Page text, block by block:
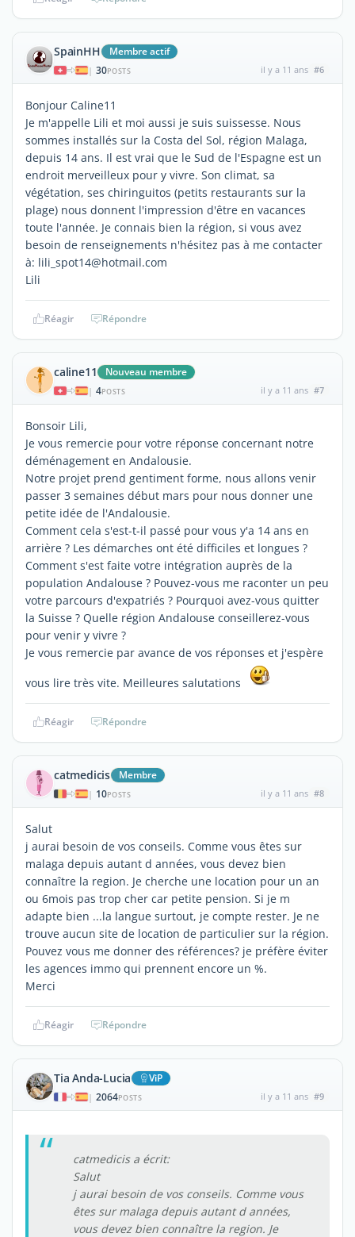
SpainHH Membre actif
| 30POSTS il y a 11 ans #6
Bonjour Caline11
Je m'appelle Lili et moi aussi je suis suissesse. Nous
sommes installés sur la Costa del Sol, région Malaga,
depuis 14 ans. Il est vrai que le Sud de l'Espagne est un
endroit merveilleux pour y vivre. Son climat, sa
végétation, ses chiringuitos (petits restaurants sur la
plage) nous donnent l'impression d'être en vacances
toute l'année. Je connais bien la région, si vous avez
besoin de renseignements n'hésitez pas à me contacter
à: lili_spot14@hotmail.com
Lili
Réagir Répondre
caline11 Nouveau membre
| 4POSTS il y a 11 ans #7
Bonsoir Lili,
Je vous remercie pour votre réponse concernant notre
déménagement en Andalousie.
Notre projet prend gentiment forme, nous allons venir
passer 3 semaines début mars pour nous donner une
petite idée de l'Andalousie.
Comment cela s'est-t-il passé pour vous y'a 14 ans en
arrière ? Les démarches ont été difficiles et longues ?
Comment s'est faite votre intégration auprès de la
population Andalouse ? Pouvez-vous me raconter un peu
votre parcours d'expatriés ? Pourquoi avez-vous quitter
la Suisse ? Quelle région Andalouse conseillerez-vous
pour venir y vivre ?
Je vous remercie par avance de vos réponses et j'espère
vous lire très vite. Meilleures salutations
Réagir Répondre
catmedicis Membre
| 10POSTS il y a 11 ans #8
Salut
j aurai besoin de vos conseils. Comme vous êtes sur
malaga depuis autant d années, vous devez bien
connaître la region. Je cherche une location pour un an
ou 6mois pas trop cher car petite pension. Si je m
adapte bien ...la langue surtout, je compte rester. Je ne
trouve aucun site de location de particulier sur la région.
Pouvez vous me donner des références? je préfère éviter
les agences immo qui prennent encore un %.
Merci
Réagir Répondre
Tia Anda-Lucia ViP
| 2064POSTS il y a 11 ans #9
catmedicis a écrit:
Salut
j aurai besoin de vos conseils. Comme vous
êtes sur malaga depuis autant d années,
vous devez bien connaître la region. Je